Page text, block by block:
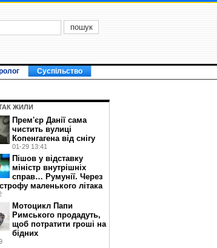
Суспільство
ЖИЛИ
Прем'єр Данії сама
чистить вулиці
Копенгагена від снігу
01-29 13:41
Пішов у відставку
міністр внутрішніх
справ… Румунії. Через
маленького літака
Мотоцикл Папи
Римського продадуть,
щоб потратити гроші на
бідних